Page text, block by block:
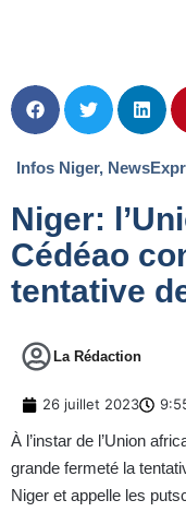
Infos Niger,
Niger:
Cédéao
tentative
La Rédaction
26 juillet 2023
À l’instar de l’Union
grande fermeté la
Niger et appelle les